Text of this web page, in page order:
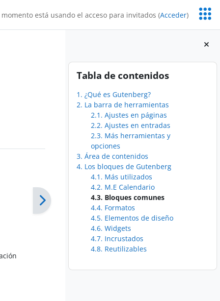
momento está usando el acceso para invitados (Acceder)
Bloques
Salta Tabla de contenidos
Tabla de contenidos
1. ¿Qué es Gutenberg?
2. La barra de herramientas
2.1. Ajustes en páginas
2.2. Ajustes en entradas
2.3. Más herramientas y
opciones
3. Área de contenidos
4. Los bloques de Gutenberg
4.1. Más utilizados
4.2. M.E Calendario
4.3. Bloques comunes
4.4. Formatos
4.5. Elementos de diseño
4.6. Widgets
4.7. Incrustados
4.8. Reutilizables